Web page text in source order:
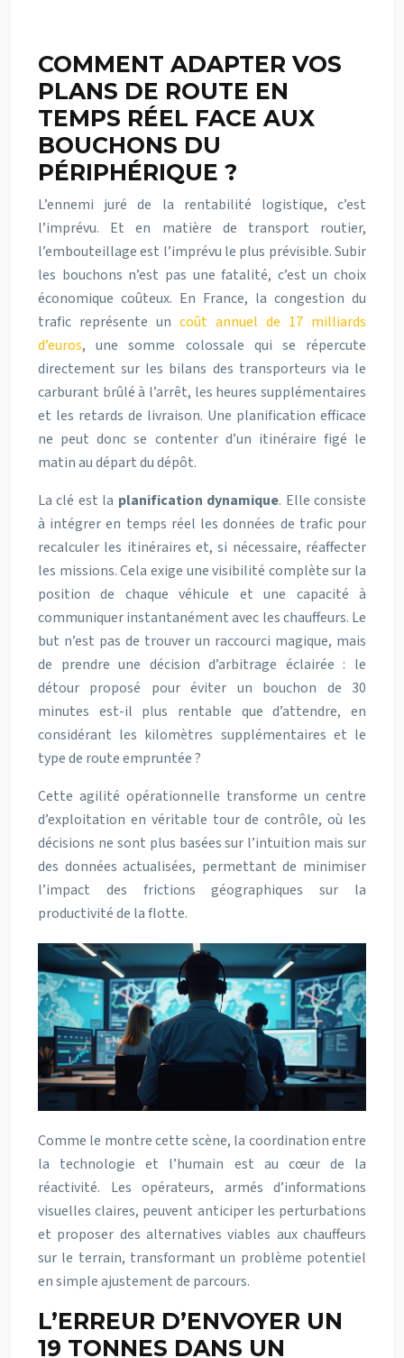
COMMENT ADAPTER VOS
PLANS DE ROUTE EN
TEMPS RÉEL FACE AUX
BOUCHONS DU
PÉRIPHÉRIQUE ?
L’ennemi juré de la rentabilité logistique, c’est
l’imprévu. Et en matière de transport routier,
l’embouteillage est l’imprévu le plus prévisible. Subir
les bouchons n’est pas une fatalité, c’est un choix
économique coûteux. En France, la congestion du
trafic représente un coût annuel de 17 milliards
d’euros, une somme colossale qui se répercute
directement sur les bilans des transporteurs via le
carburant brûlé à l’arrêt, les heures supplémentaires
et les retards de livraison. Une planification efficace
ne peut donc se contenter d’un itinéraire figé le
matin au départ du dépôt.
La clé est la planification dynamique. Elle consiste
à intégrer en temps réel les données de trafic pour
recalculer les itinéraires et, si nécessaire, réaffecter
les missions. Cela exige une visibilité complète sur la
position de chaque véhicule et une capacité à
communiquer instantanément avec les chauffeurs. Le
but n’est pas de trouver un raccourci magique, mais
de prendre une décision d’arbitrage éclairée : le
détour proposé pour éviter un bouchon de 30
minutes est-il plus rentable que d’attendre, en
considérant les kilomètres supplémentaires et le
type de route empruntée ?
Cette agilité opérationnelle transforme un centre
d’exploitation en véritable tour de contrôle, où les
décisions ne sont plus basées sur l’intuition mais sur
des données actualisées, permettant de minimiser
l’impact des frictions géographiques sur la
productivité de la flotte.
Comme le montre cette scène, la coordination entre
la technologie et l’humain est au cœur de la
réactivité. Les opérateurs, armés d’informations
visuelles claires, peuvent anticiper les perturbations
et proposer des alternatives viables aux chauffeurs
sur le terrain, transformant un problème potentiel
en simple ajustement de parcours.
L’ERREUR D’ENVOYER UN
19 TONNES DANS UN